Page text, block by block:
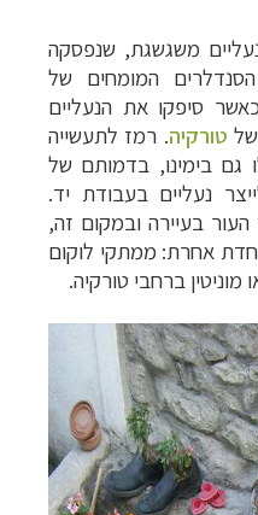
משגשגת, שנפסקה
המומחים של
סיפקו את הנעליים
טורקיה. רמז לתעשייה
גם בימינו, בדמותם של
נעליים בעבודת יד.
ייצור העור בעיירה ובמקום זה,
אחרת: ממתקי לוקום
ברחבי טורקיה.